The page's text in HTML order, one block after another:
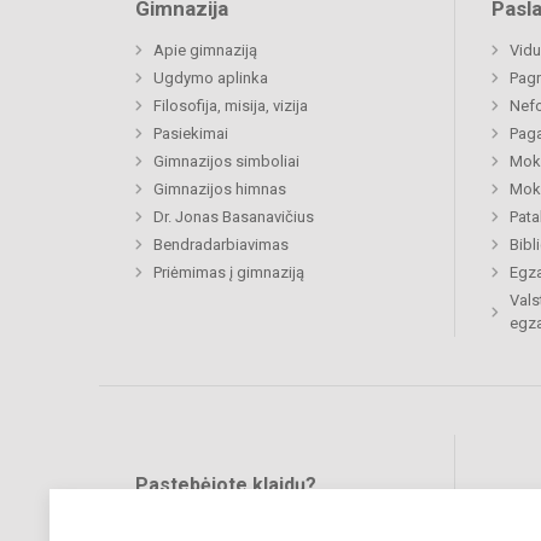
Gimnazija
Apie gimnaziją
Ugdymo aplinka
Filosofija, misija, vizija
Pasiekimai
Gimnazijos simboliai
Gimnazijos himnas
Dr. Jonas Basanavičius
Bendradarbiavimas
Priėmimas į gimnaziją
Pastebėjote klaidų?